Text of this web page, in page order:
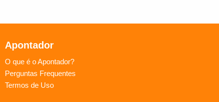
Apontador
O que é o Apontador?
Perguntas Frequentes
Termos de Uso